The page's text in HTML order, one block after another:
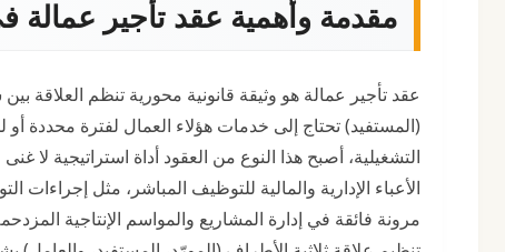
مقدمة وأهمية عقد تأجير عمالة في
عقد تأجير عمالة هو وثيقة قانونية محورية تنظم
(المستفيد) تحتاج إلى خدمات هؤلاء العمال لفترة محددة
التشغيلية، أصبح هذا النوع من العقود أداة استراتيجية
الأعباء الإدارية والمالية للتوظيف المباشر، مثل إجراءات